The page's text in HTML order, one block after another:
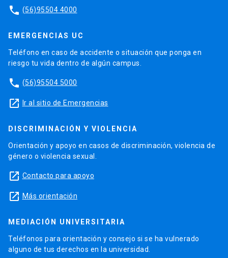
phone (56)95504 4000
EMERGENCIAS UC
Teléfono en caso de accidente o situación que ponga en
riesgo tu vida dentro de algún campus.
phone (56)95504 5000
launch Ir al sitio de Emergencias
DISCRIMINACIÓN Y VIOLENCIA
Orientación y apoyo en casos de discriminación, violencia de
género o violencia sexual.
launch Contacto para apoyo
launch Más orientación
MEDIACIÓN UNIVERSITARIA
Teléfonos para orientación y consejo si se ha vulnerado
alguno de tus derechos en la universidad.